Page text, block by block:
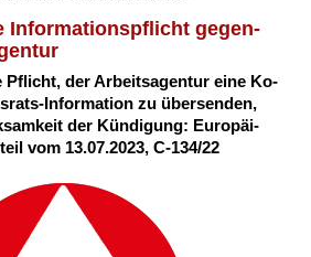
In­for­ma­ti­ons­pflicht ge­gen­
Pflicht, der Ar­beits­agen­tur ei­ne Ko­
In­for­ma­ti­on zu über­sen­den,
der Kün­di­gung: Eu­ro­päi­
vom 13.07.2023, C-134/22